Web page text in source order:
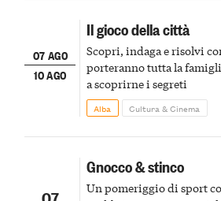
07 AGO
10 AGO
Il gioco della città
Scopri, indaga e risolvi
porteranno tutta la
a scoprirne i segreti
Alba Cultura & Cinema
Gnocco & stinco
Un pomeriggio di sport